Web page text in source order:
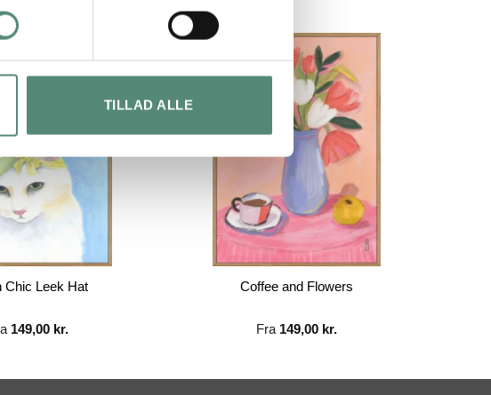
TILLAD ALLE
Chic Leek Hat
149,00 kr.
Coffee and Flowers
Fra 149,00 kr.